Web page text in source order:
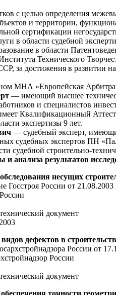
с целью определения
и территории,
сертификации
в области судебной
в области
Технического
за достижения в развитии
МНА «Европейская
— имеющий высшее
и специалистов
Аттестат
экспертизы 9 лет.
— судебный эксперт,
судебных экспертов ПН
судебной строительно-
и анализа результатов
несущих
Госстроя России от
документ
дефектов в
России от
России
документ
точности